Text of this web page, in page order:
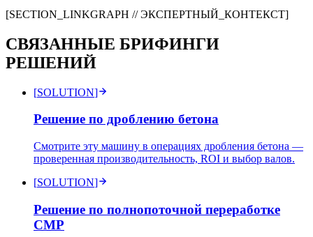
[SECTION_LINKGRAPH //ЭКСПЕРТНЫЙ_КОНТЕКСТ]
СВЯЗАННЫЕ БРИФИНГИ
РЕШЕНИЙ
[SOLUTION]
Решение по дроблению бетона
Смотрите эту машину в операциях дробления бетона —
проверенная производительность, ROI и выбор валов.
[SOLUTION]
Решение по полнопоточной переработке
СМР